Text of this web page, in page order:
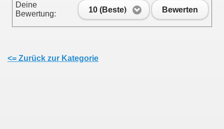
Deine
Bewertung:
10 (Beste) Bewerten
<= Zurück zur Kategorie